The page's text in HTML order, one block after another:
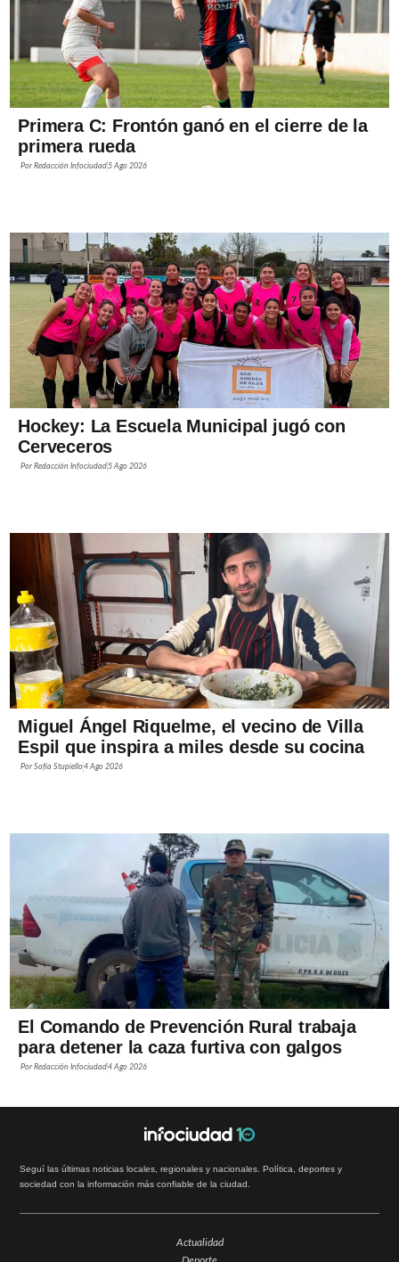
Primera C: Frontón ganó en el cierre de la
primera rueda
PorRedacción Infociudad5 Ago 2026
Hockey: La Escuela Municipal jugó con
Cerveceros
PorRedacción Infociudad5 Ago 2026
Miguel Ángel Riquelme, el vecino de Villa
Espil que inspira a miles desde su cocina
PorSofía Stupiello4 Ago 2026
El Comando de Prevención Rural trabaja
para detener la caza furtiva con galgos
PorRedacción Infociudad4 Ago 2026
Seguí las últimas noticias locales, regionales y nacionales. Política, deportes y
sociedad con la información más confiable de la ciudad.
Actualidad